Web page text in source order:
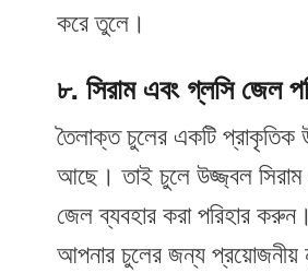
করে তুলে।
৮. সিরাম এবং গ্লসি জেল
তৈলাক্ত চুলের একটি প্রাকৃতিক
আছে। তাই চুলে উজ্জ্বল সিরাম
জেল ব্যবহার করা পরিহার
আপনার চুলের জন্য